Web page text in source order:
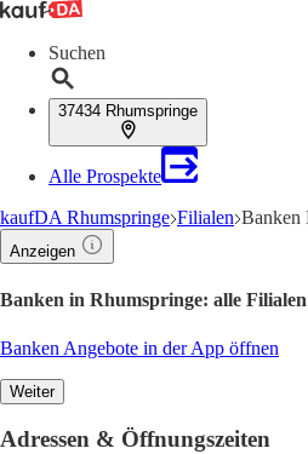
Suchen
37434 Rhumspringe
Alle Prospekte
kaufDA Rhumspringe Filialen Banken
Anzeigen
Banken in Rhumspringe: alle
Banken Angebote in der App öffnen
Weiter
Adressen & Öffnungszeiten